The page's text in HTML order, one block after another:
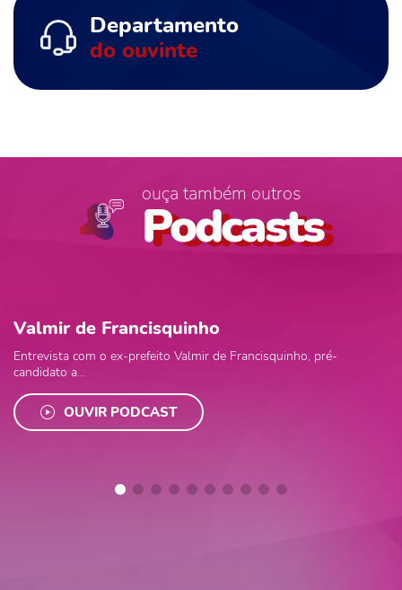
Departamento
do ouvinte
ouça também outros
Podcasts
Valmir de Francisquinho
Entrevista com o ex-prefeito Valmir de Francisquinho, pré-
candidato a...
OUVIR PODCAST